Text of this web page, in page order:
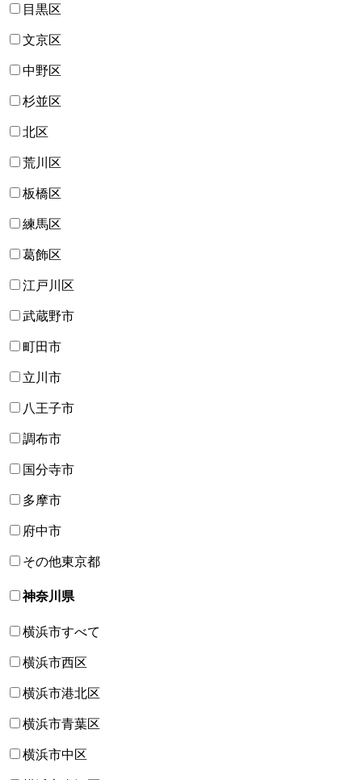
目黒区
文京区
中野区
杉並区
北区
荒川区
板橋区
練馬区
葛飾区
江戸川区
武蔵野市
町田市
立川市
八王子市
調布市
国分寺市
多摩市
府中市
その他東京都
神奈川県
横浜市すべて
横浜市西区
横浜市港北区
横浜市青葉区
横浜市中区